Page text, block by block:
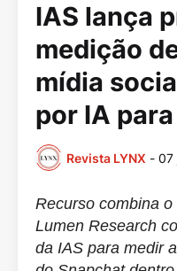
IAS lança
medição
mídia
por IA
Revista LYNX - 07
Recurso combina
Lumen Research
da IAS para medir